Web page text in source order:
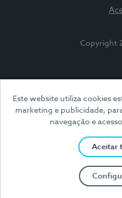
Este website utiliza cookies
marketing e publicidade,
navegação e
Aceitar
Copyright